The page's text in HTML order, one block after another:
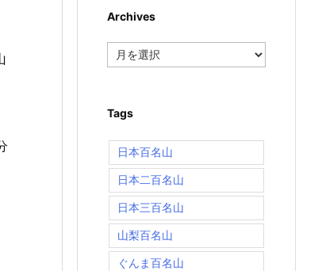
Archives
Archives
Tags
日本百名山
日本二百名山
日本三百名山
山梨百名山
ぐんま百名山